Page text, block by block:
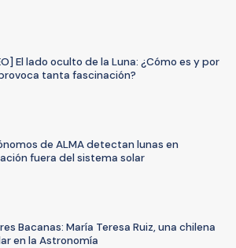
El lado oculto de la Luna: ¿Cómo es y por
tanta fascinación?
de ALMA detectan lunas en
fuera del sistema solar
Bacanas: María Teresa Ruiz, una chilena
en la Astronomía